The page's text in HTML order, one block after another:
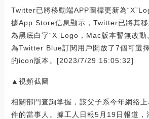
Twitter已將移動端APP圖標更新為
據App Store信息顯示，Twitter已將其
為黑底白字“X”Logo，Mac版本暫無改
為Twitter Blue訂閱用戶開放了7個可選
的icon版本。[2023/7/29 16:05:32]
▲視頻截圖
相關部門查詢掌握，該父子系今年網絡上
件的當事人。據工人日報5月19日報道，